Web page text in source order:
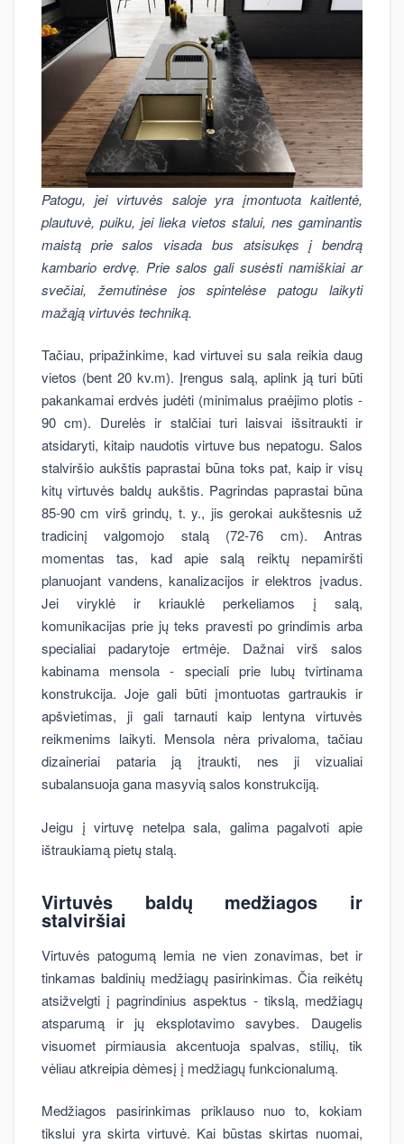
Patogu, jei virtuvės saloje yra įmontuota kaitlentė,
plautuvė, puiku, jei lieka vietos stalui, nes gaminantis
maistą prie salos visada bus atsisukęs į bendrą
kambario erdvę. Prie salos gali susėsti namiškiai ar
svečiai, žemutinėse jos spintelėse patogu laikyti
mažąją virtuvės techniką.
Tačiau, pripažinkime, kad virtuvei su sala reikia daug
vietos (bent 20 kv.m). Įrengus salą, aplink ją turi būti
pakankamai erdvės judėti (minimalus praėjimo plotis -
90 cm). Durelės ir stalčiai turi laisvai išsitraukti ir
atsidaryti, kitaip naudotis virtuve bus nepatogu. Salos
stalviršio aukštis paprastai būna toks pat, kaip ir visų
kitų virtuvės baldų aukštis. Pagrindas paprastai būna
85-90 cm virš grindų, t. y., jis gerokai aukštesnis už
tradicinį valgomojo stalą (72-76 cm). Antras
momentas tas, kad apie salą reiktų nepamiršti
planuojant vandens, kanalizacijos ir elektros įvadus.
Jei viryklė ir kriauklė perkeliamos į salą,
komunikacijas prie jų teks pravesti po grindimis arba
specialiai padarytoje ertmėje. Dažnai virš salos
kabinama mensola - speciali prie lubų tvirtinama
konstrukcija. Joje gali būti įmontuotas gartraukis ir
apšvietimas, ji gali tarnauti kaip lentyna virtuvės
reikmenims laikyti. Mensola nėra privaloma, tačiau
dizaineriai pataria ją įtraukti, nes ji vizualiai
subalansuoja gana masyvią salos konstrukciją.
Jeigu į virtuvę netelpa sala, galima pagalvoti apie
ištraukiamą pietų stalą.
Virtuvės baldų medžiagos ir
stalviršiai
Virtuvės patogumą lemia ne vien zonavimas, bet ir
tinkamas baldinių medžiagų pasirinkimas. Čia reikėtų
atsižvelgti į pagrindinius aspektus - tikslą, medžiagų
atsparumą ir jų eksplotavimo savybes. Daugelis
visuomet pirmiausia akcentuoja spalvas, stilių, tik
vėliau atkreipia dėmesį į medžiagų funkcionalumą.
Medžiagos pasirinkimas priklauso nuo to, kokiam
tikslui yra skirta virtuvė. Kai būstas skirtas nuomai,